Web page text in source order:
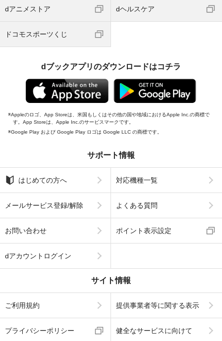
dアニメストア dヘルスケア
ドコモスポーツくじ
dブックアプリのダウンロードはコチラ
Appleのロゴ、App Storeは、米国もしくはその他の国や地域におけるApple Inc.の商標で
す。App Storeは、Apple Inc.のサービスマークです。
Google Play および Google Play ロゴは Google LLC の商標です。
サポート情報
はじめての方へ 対応機種一覧
メールサービス登録/解除 よくある質問
お問い合わせ ポイント表示設定
dアカウントログイン
サイト情報
ご利用規約 提供事業者等に関する表示
プライバシーポリシー 健全なサービスに向けて